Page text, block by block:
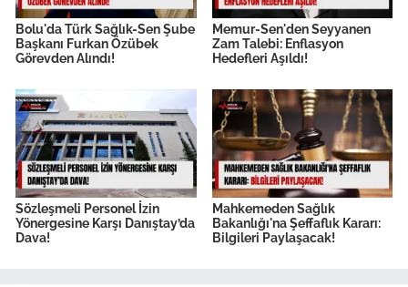
Bolu'da Türk Sağlık-Sen Şube
Başkanı Furkan Özübek
Görevden Alındı!
Memur-Sen'den Seyyanen
Zam Talebi: Enflasyon
Hedefleri Aşıldı!
Sözleşmeli Personel İzin
Yönergesine Karşı Danıştay’da
Dava!
Mahkemeden Sağlık
Bakanlığı'na Şeffaflık Kararı:
Bilgileri Paylaşacak!